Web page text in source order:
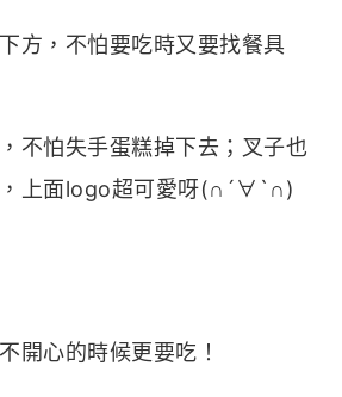
方，不怕要吃時又要找餐具
不怕失手蛋糕掉下去；叉子也
，上面logo超可愛呀(∩´∀`∩)
開心的時候更要吃！